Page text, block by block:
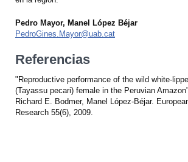
Pedro Mayor, Manel López Béjar
PedroGines.Mayor@uab.cat
Referencias
"Reproductive performance of the wild white-
(Tayassu pecari) female in the Peruvian
Richard E. Bodmer, Manel López-Béjar.
Research 55(6), 2009.